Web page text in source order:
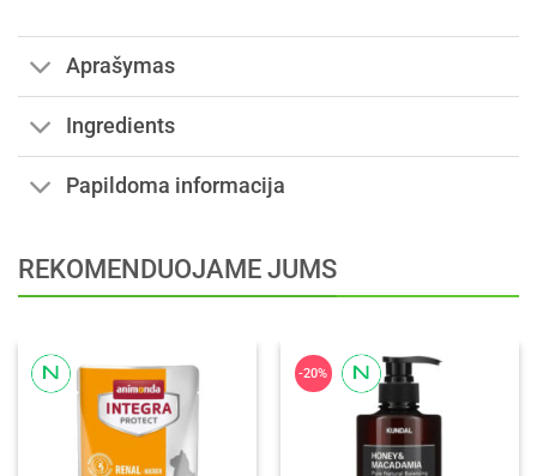
Aprašymas
Ingredients
Papildoma informacija
REKOMENDUOJAME JUMS
-20%